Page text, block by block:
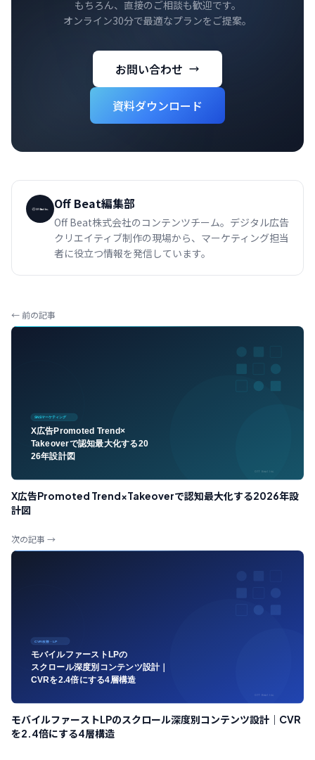
もちろん、直接のご相談も歓迎です。
オンライン30分で最適なプランをご提案。
お問い合わせ
資料ダウンロード
Off Beat編集部
Off Beat株式会社のコンテンツチーム。デジタル広告
クリエイティブ制作の現場から、マーケティング担当
者に役立つ情報を発信しています。
← 前の記事
X広告Promoted Trend×Takeoverで認知最大化する2026年設
計図
次の記事 →
モバイルファーストLPのスクロール深度別コンテンツ設計｜CVR
を2.4倍にする4層構造